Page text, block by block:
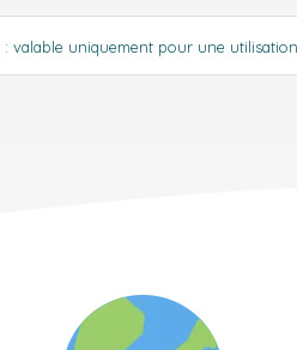
: valable uniquement pour une